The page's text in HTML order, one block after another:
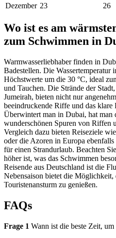
Dezember 23 26
Wo ist es am
zum Schwimmen in
Warmwasserliebhaber finden in
Badestellen. Die Wassertemperatur
Höchstwerte um die 30 °C, ideal
und Tauchen. Die Strände der
Jumeirah, bieten nicht nur
beeindruckende Riffe und das klare
Überwintert man in Dubai, hat man
wunderschönen Spuren von Riffen
Vergleich dazu bieten Reiseziele
oder die Azoren in Europa
für einen Strandurlaub. Beachten
höher ist, was das Schwimmen
Reisende aus Deutschland ist die
Nebensaison bietet die Möglichkeit,
Touristenansturm zu genießen.
FAQs
Frage 1 Wann ist die beste Zeit,